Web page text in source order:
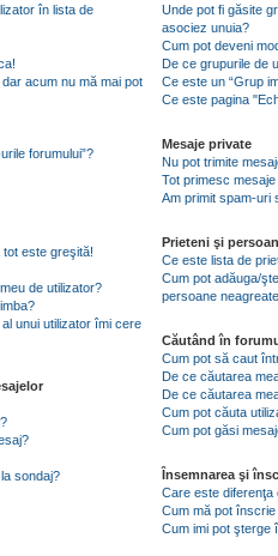
în lista de
acum nu mă mai pot
forumului”?
este greşită!
de utilizator?
unui utilizator îmi cere
sondaj?
Unde pot fi găsite
asociez unuia?
Cum pot deveni
De ce grupurile de
Ce este un “Grup
Ce este pagina
Mesaje private
Nu pot trimite
Tot primesc
Am primit spam-uri
Prieteni şi
Ce este lista de
Cum pot adăuga/
persoane
Căutând în
Cum pot să caut
De ce căutarea
De ce căutarea
Cum pot căuta
Cum pot găsi
Însemnarea şi
Care este
Cum mă pot
Cum imi pot şterge